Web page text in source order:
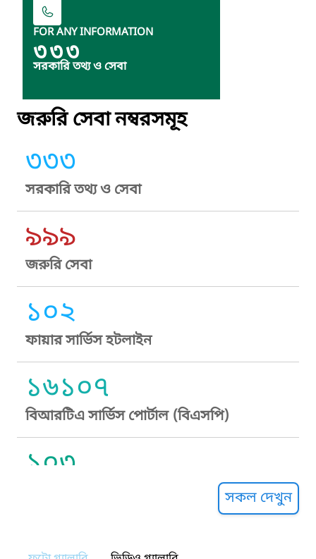
FOR ANY INFORMATION
৩৩৩
সরকারি তথ্য ও সেবা
জরুরি সেবা নম্বরসমূহ
৩৩৩
সরকারি তথ্য ও সেবা
৯৯৯
জরুরি সেবা
১০২
ফায়ার সার্ভিস হটলাইন
১৬১০৭
বিআরটিএ সার্ভিস পোর্টাল (বিএসপি)
১০৩
সকল দেখুন